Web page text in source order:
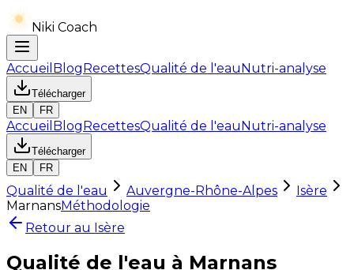
Niki Coach
Accueil BlogRecettesQualité de l'eauNutri-analyse
Télécharger
EN
FR
Accueil BlogRecettesQualité de l'eauNutri-analyse
Télécharger
EN
FR
Qualité de l'eau Auvergne-Rhône-Alpes
Isère
MarnansMéthodologie
Retour au Isère
Qualité de l'eau à Marnans